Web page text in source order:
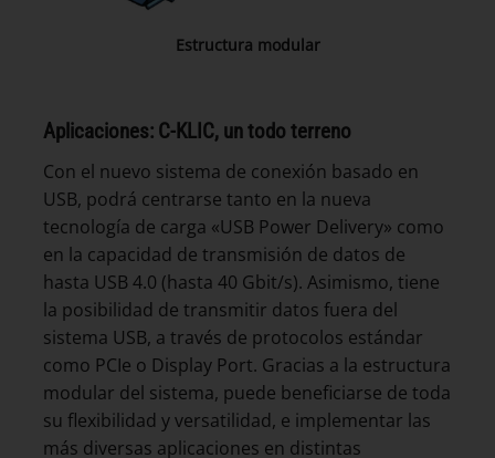
Estructura modular
Aplicaciones: C-KLIC, un todo terreno
Con el nuevo sistema de conexión basado en
USB, podrá centrarse tanto en la nueva
tecnología de carga «USB Power Delivery» como
en la capacidad de transmisión de datos de
hasta USB 4.0 (hasta 40 Gbit/s). Asimismo, tiene
la posibilidad de transmitir datos fuera del
sistema USB, a través de protocolos estándar
como PCIe o Display Port. Gracias a la estructura
modular del sistema, puede beneficiarse de toda
su flexibilidad y versatilidad, e implementar las
más diversas aplicaciones en distintas